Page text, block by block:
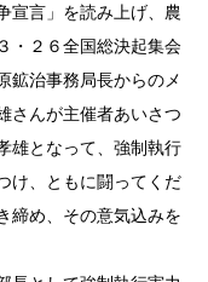
宣言」を読み上げ、農
・２６全国総決起集会
鉱治事務局長からのメ
さんが主催者あいさつ
雄となって、強制執行
け、ともに闘ってくだ
締め、その意気込みを